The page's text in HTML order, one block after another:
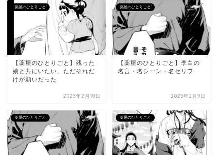
薬屋のひとりごと
【薬屋のひとりごと】残った
娘と共にいたい、ただそれだ
けが願いだった
2025年2月10日
薬屋のひとりごと
【薬屋のひとりごと】李白の
名言・名シーン・名セリフ
2025年2月9日
薬屋のひとりごと 薬屋のひとりごと